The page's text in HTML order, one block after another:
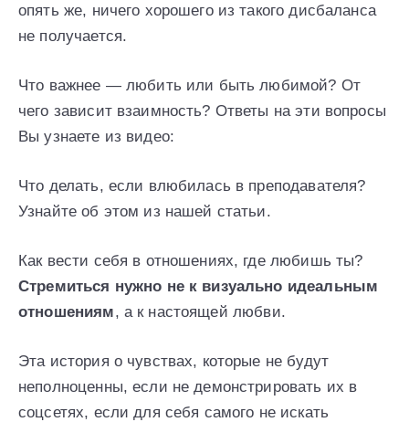
опять же, ничего хорошего из такого дисбаланса
не получается.
Что важнее — любить или быть любимой? От
чего зависит взаимность? Ответы на эти вопросы
Вы узнаете из видео:
Что делать, если влюбилась в преподавателя?
Узнайте об этом из нашей статьи.
Как вести себя в отношениях, где любишь ты?
Стремиться нужно не к визуально идеальным
отношениям, а к настоящей любви.
Эта история о чувствах, которые не будут
неполноценны, если не демонстрировать их в
соцсетях, если для себя самого не искать